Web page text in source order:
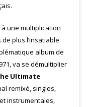
à une multiplication
plus l’insatiable
album de
va se démultiplier
Ultimate
remixé, singles,
instrumentales,